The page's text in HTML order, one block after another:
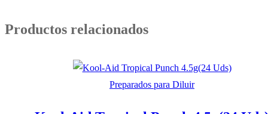
Productos relacionados
Preparados para Diluir